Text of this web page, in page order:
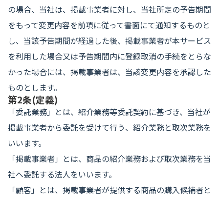
の場合、当社は、掲載事業者に対し、当社所定の予告期間
をもって変更内容を前項に従って書面にて通知するものと
し、当該予告期間が経過した後、掲載事業者が本サービス
を利用した場合又は予告期間内に登録取消の手続をとらな
かった場合には、掲載事業者は、当該変更内容を承認した
ものとします。
第2条(定義)
「委託業務」とは、紹介業務等委託契約に基づき、当社が
掲載事業者から委託を受けて行う、紹介業務と取次業務を
いいます。
「掲載事業者」とは、商品の紹介業務および取次業務を当
社へ委託する法人をいいます。
「顧客」とは、掲載事業者が提供する商品の購入候補者と